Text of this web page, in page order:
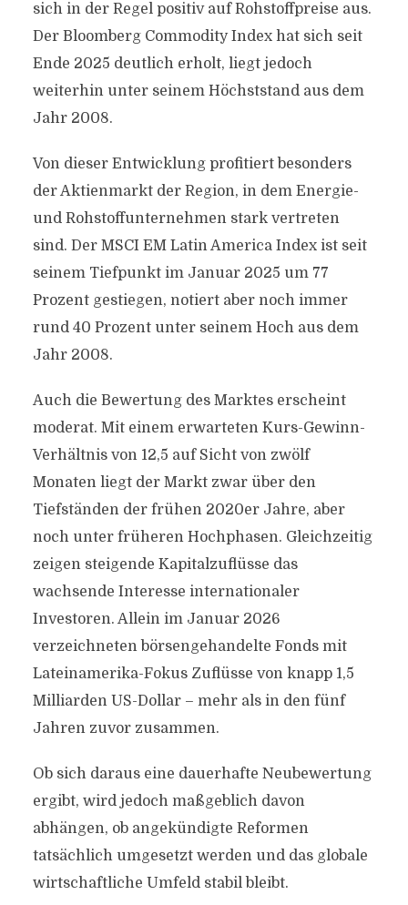
sich in der Regel positiv auf Rohstoffpreise aus.
Der Bloomberg Commodity Index hat sich seit
Ende 2025 deutlich erholt, liegt jedoch
weiterhin unter seinem Höchststand aus dem
Jahr 2008.
Von dieser Entwicklung profitiert besonders
der Aktienmarkt der Region, in dem Energie-
und Rohstoffunternehmen stark vertreten
sind. Der MSCI EM Latin America Index ist seit
seinem Tiefpunkt im Januar 2025 um 77
Prozent gestiegen, notiert aber noch immer
rund 40 Prozent unter seinem Hoch aus dem
Jahr 2008.
Auch die Bewertung des Marktes erscheint
moderat. Mit einem erwarteten Kurs-Gewinn-
Verhältnis von 12,5 auf Sicht von zwölf
Monaten liegt der Markt zwar über den
Tiefständen der frühen 2020er Jahre, aber
noch unter früheren Hochphasen. Gleichzeitig
zeigen steigende Kapitalzuflüsse das
wachsende Interesse internationaler
Investoren. Allein im Januar 2026
verzeichneten börsengehandelte Fonds mit
Lateinamerika-Fokus Zuflüsse von knapp 1,5
Milliarden US-Dollar – mehr als in den fünf
Jahren zuvor zusammen.
Ob sich daraus eine dauerhafte Neubewertung
ergibt, wird jedoch maßgeblich davon
abhängen, ob angekündigte Reformen
tatsächlich umgesetzt werden und das globale
wirtschaftliche Umfeld stabil bleibt.